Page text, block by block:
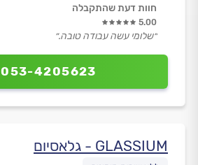
053-4205623
חוות דעת שהתקבלה
5.00
״שלומי עשה עבודה טובה.״
GLASSIUM - גלאסיום